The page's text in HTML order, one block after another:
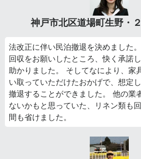
神戸市北区道場町生野・
法改正に伴い民泊撤退を決めました
回収をお願いしたところ、快く承諾
助かりました。 そしてなにより、家
い取っていただけたおかげで、想定
撤退することができました。 他の業
ないかもと思っていた、リネン類も
間も省けました。